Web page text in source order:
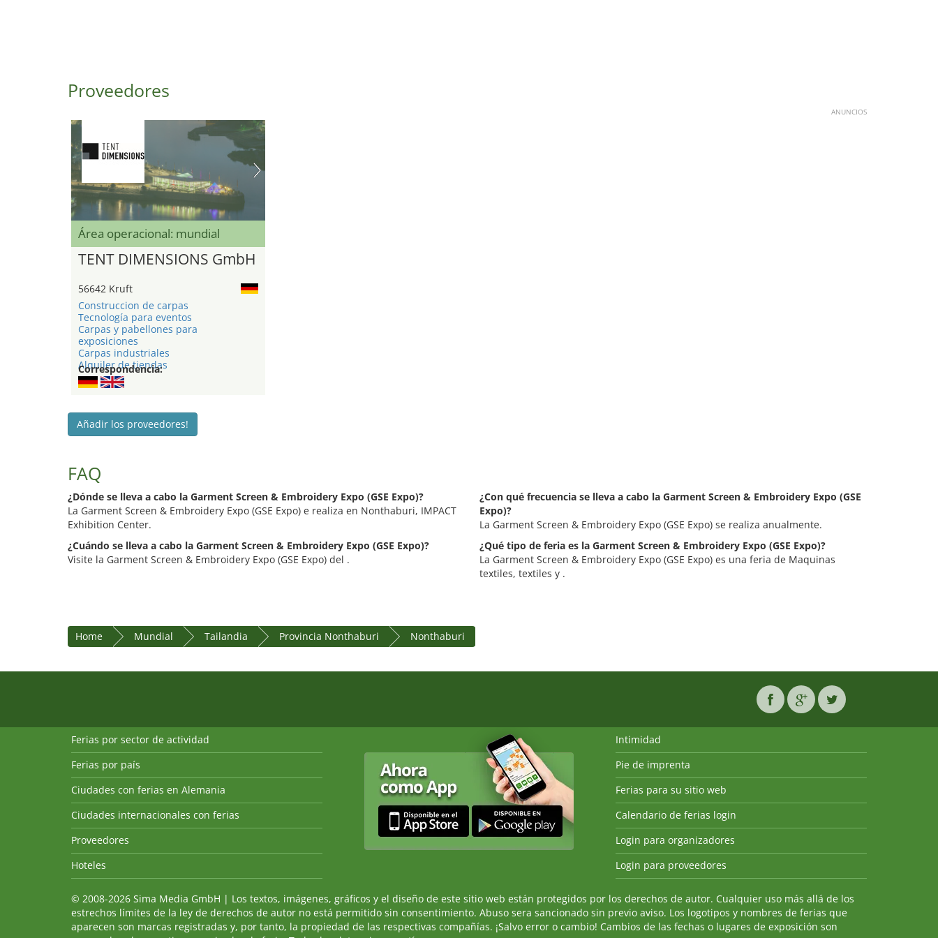
Proveedores
ANUNCIOS
Área operacional: mundial
TENT DIMENSIONS GmbH
56642 Kruft
Construccion de carpas
Tecnología para eventos
Carpas y pabellones para
exposiciones
Carpas industriales
Alquiler de tiendas
Correspondencia:
Añadir los proveedores!
FAQ
¿Dónde se lleva a cabo la Garment Screen & Embroidery Expo (GSE Expo)?
La Garment Screen & Embroidery Expo (GSE Expo) e realiza en Nonthaburi, IMPACT
Exhibition Center.
¿Cuándo se lleva a cabo la Garment Screen & Embroidery Expo (GSE Expo)?
Visite la Garment Screen & Embroidery Expo (GSE Expo) del .
¿Con qué frecuencia se lleva a cabo la Garment Screen & Embroidery Expo (GSE
Expo)?
La Garment Screen & Embroidery Expo (GSE Expo) se realiza anualmente.
¿Qué tipo de feria es la Garment Screen & Embroidery Expo (GSE Expo)?
La Garment Screen & Embroidery Expo (GSE Expo) es una feria de Maquinas
textiles, textiles y .
Home Mundial Tailandia Provincia Nonthaburi Nonthaburi
Ferias por sector de actividad
Ferias por país
Ciudades con ferias en Alemania
Ciudades internacionales con ferias
Proveedores
Hoteles
Intimidad
Pie de imprenta
Ferias para su sitio web
Calendario de ferias login
Login para organizadores
Login para proveedores
© 2008-2026 Sima Media GmbH | Los textos, imágenes, gráficos y el diseño de este sitio web están protegidos por los derechos de autor. Cualquier uso más allá de los
estrechos límites de la ley de derechos de autor no está permitido sin consentimiento. Abuso sera sancionado sin previo aviso. Los logotipos y nombres de ferias que
aparecen son marcas registradas y, por tanto, la propiedad de las respectivas compañías. ¡Salvo error o cambio! Cambios de las fechas o lugares de exposición son